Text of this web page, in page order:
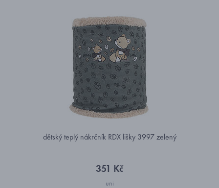
dětský teplý nákrčník RDX lišky 3997 zelený
351 Kč
uni